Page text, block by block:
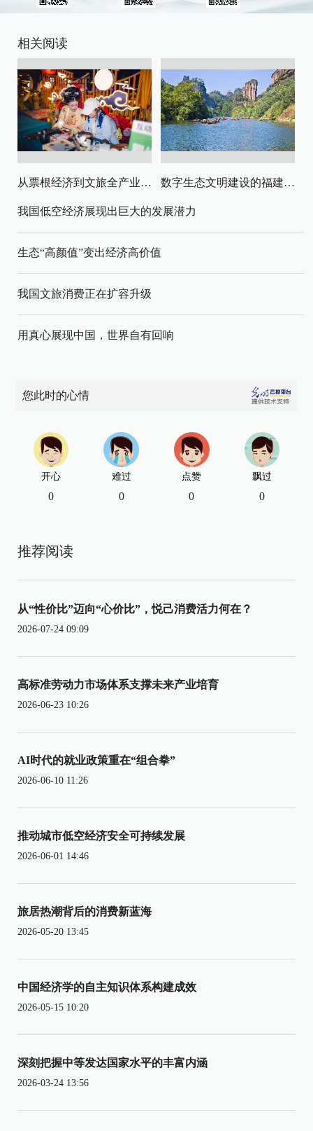
相关阅读
从票根经济到文旅全产业链升级 数字生态文明建设的福建路径与启示
我国低空经济展现出巨大的发展潜力
生态“高颜值”变出经济高价值
我国文旅消费正在扩容升级
用真心展现中国，世界自有回响
您此时的心情
开心
0
难过
0
点赞
0
飘过
0
推荐阅读
从“性价比”迈向“心价比”，悦己消费活力何在？
2026-07-24 09:09
高标准劳动力市场体系支撑未来产业培育
2026-06-23 10:26
AI时代的就业政策重在“组合拳”
2026-06-10 11:26
推动城市低空经济安全可持续发展
2026-06-01 14:46
旅居热潮背后的消费新蓝海
2026-05-20 13:45
中国经济学的自主知识体系构建成效
2026-05-15 10:20
深刻把握中等发达国家水平的丰富内涵
2026-03-24 13:56